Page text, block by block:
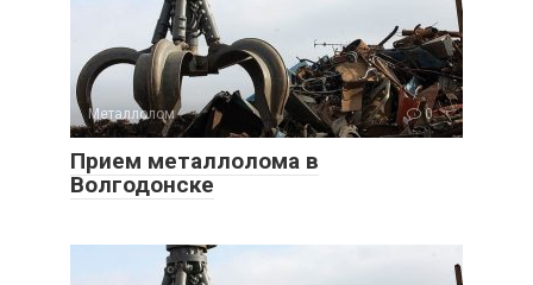
Металлолом 0
Прием металлолома в
Волгодонске